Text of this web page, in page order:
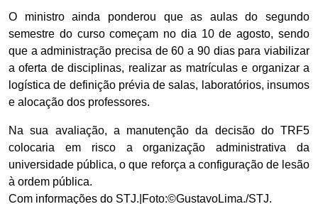
O ministro ainda ponderou que as aulas do segundo
semestre do curso começam no dia 10 de agosto, sendo
que a administração precisa de 60 a 90 dias para viabilizar
a oferta de disciplinas, realizar as matrículas e organizar a
logística de definição prévia de salas, laboratórios, insumos
e alocação dos professores.
Na sua avaliação, a manutenção da decisão do TRF5
colocaria em risco a organização administrativa da
universidade pública, o que reforça a configuração de lesão
à ordem pública.
Com informações do STJ.|Foto:©GustavoLima./STJ.